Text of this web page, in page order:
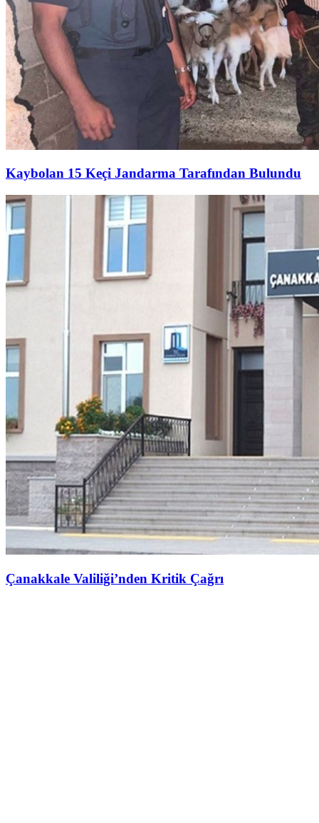
Kaybolan 15 Keçi Jandarma Tarafından Bulundu
Çanakkale Valiliği’nden Kritik Çağrı